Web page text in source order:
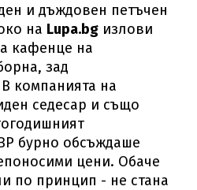
и дъждовен петъчен
на Lupa.bg излови
кафенце на
зад
компанията на
седесар и също
бурно обсъждаше
цени. Обаче
по принцип - не стана